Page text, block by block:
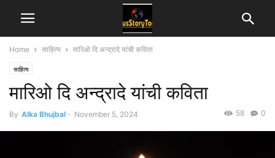
Home साहित्य मारिओ दि अन्द्रादे यांची कविता
साहित्य
मारिओ दि अन्द्रादे यांची कविता
By Alka Bhujbal - November 5, 2024 0
58